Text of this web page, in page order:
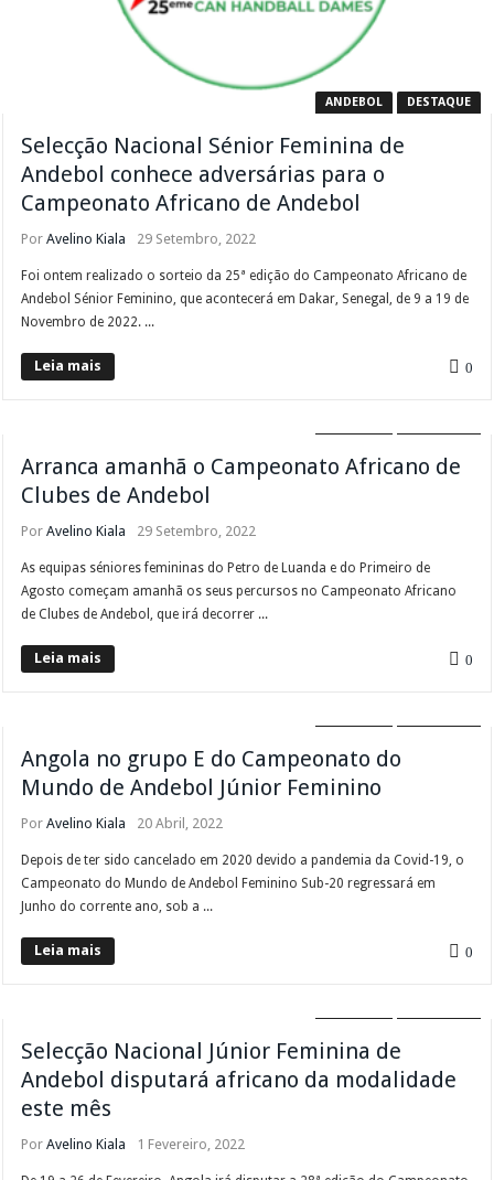
ANDEBOL DESTAQUE
Selecção Nacional Sénior Feminina de
Andebol conhece adversárias para o
Campeonato Africano de Andebol
PorAvelino Kiala 29 Setembro, 2022
Foi ontem realizado o sorteio da 25ª edição do Campeonato Africano de
Andebol Sénior Feminino, que acontecerá em Dakar, Senegal, de 9 a 19 de
Novembro de 2022. ...
Leia mais 0
Arranca amanhã o Campeonato Africano de
Clubes de Andebol
PorAvelino Kiala 29 Setembro, 2022
As equipas séniores femininas do Petro de Luanda e do Primeiro de
Agosto começam amanhã os seus percursos no Campeonato Africano
de Clubes de Andebol, que irá decorrer ...
Leia mais 0
Angola no grupo E do Campeonato do
Mundo de Andebol Júnior Feminino
PorAvelino Kiala 20 Abril, 2022
Depois de ter sido cancelado em 2020 devido a pandemia da Covid-19, o
Campeonato do Mundo de Andebol Feminino Sub-20 regressará em
Junho do corrente ano, sob a ...
Leia mais 0
Selecção Nacional Júnior Feminina de
Andebol disputará africano da modalidade
este mês
PorAvelino Kiala 1 Fevereiro, 2022